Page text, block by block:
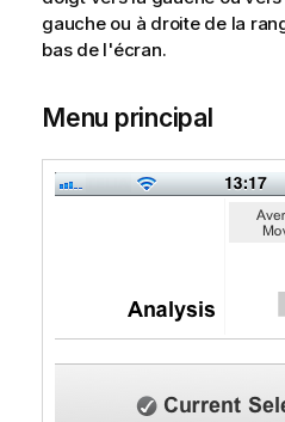
gauche ou à droite de la
bas de l'écran.
Menu principal